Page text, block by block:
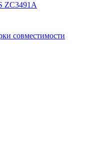
ZC3491A
совместимости